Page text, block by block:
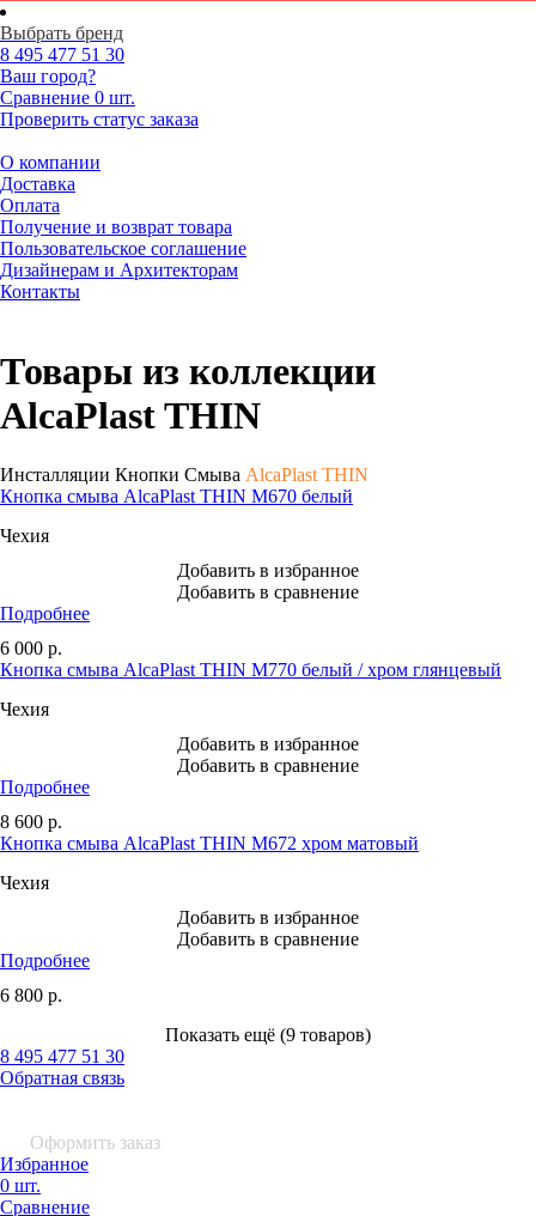
Выбрать бренд
8 495 477 51 30
Ваш город?
Сравнение 0 шт.
Проверить статус заказа
О компании
Доставка
Оплата
Получение и возврат товара
Пользовательское соглашение
Дизайнерам и Архитекторам
Контакты
Товары из коллекции
AlcaPlast THIN
Инсталляции Кнопки Смыва AlcaPlast THIN
Кнопка смыва AlcaPlast THIN M670 белый
Чехия
Добавить в избранное
Добавить в сравнение
Подробнее
6 000 р.
Кнопка смыва AlcaPlast THIN M770 белый / хром глянцевый
Чехия
Добавить в избранное
Добавить в сравнение
Подробнее
8 600 р.
Кнопка смыва AlcaPlast THIN M672 хром матовый
Чехия
Добавить в избранное
Добавить в сравнение
Подробнее
6 800 р.
Показать ещё (9 товаров)
8 495 477 51 30
Обратная связь
Оформить заказ
Избранное
0 шт.
Сравнение